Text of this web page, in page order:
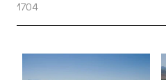
1704